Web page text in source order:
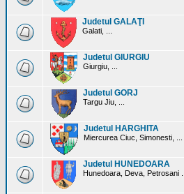
Judetul GALAŢI
Galati, ...
Judetul GIURGIU
Giurgiu, ...
Judetul GORJ
Targu Jiu, ...
Judetul HARGHITA
Miercurea Ciuc, Simonesti, ...
Judetul HUNEDOARA
Hunedoara, Deva, Petrosani ...